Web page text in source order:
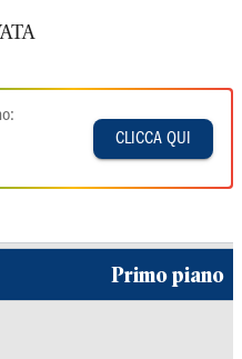
CLICCA QUI
Primo piano